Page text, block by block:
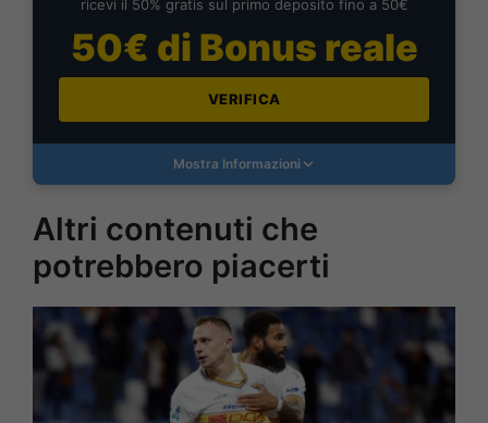
ricevi il 50% gratis sul primo deposito fino a 50€
50€ di Bonus reale
VERIFICA
Mostra Informazioni
Altri contenuti che
potrebbero piacerti